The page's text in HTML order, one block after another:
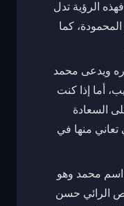
الرؤية تدل
كما
ويدعى محمد
أما إذا كنت
السعادة
منها في
اسم محمد وهو
الرائي حسن